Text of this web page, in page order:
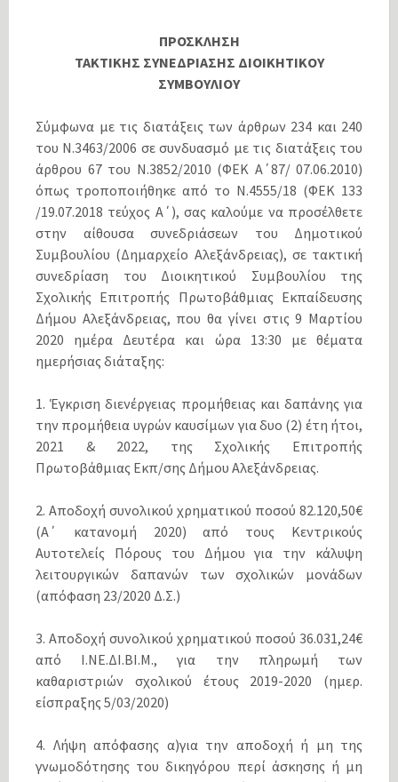
ΠΡΟΣΚΛΗΣΗ
ΤΑΚΤΙΚΗΣ ΣΥΝΕΔΡΙΑΣΗΣ ΔΙΟΙΚΗΤΙΚΟΥ
ΣΥΜΒΟΥΛΙΟΥ
Σύμφωνα με τις διατάξεις των άρθρων 234 και 240
του Ν.3463/2006 σε συνδυασμό με τις διατάξεις του
άρθρου 67 του N.3852/2010 (ΦΕΚ Α΄87/ 07.06.2010)
όπως τροποποιήθηκε από το Ν.4555/18 (ΦΕΚ 133
/19.07.2018 τεύχος Α΄), σας καλούμε να προσέλθετε
στην αίθουσα συνεδριάσεων του Δημοτικού
Συμβουλίου (Δημαρχείο Αλεξάνδρειας), σε τακτική
συνεδρίαση του Διοικητικού Συμβουλίου της
Σχολικής Επιτροπής Πρωτοβάθμιας Εκπαίδευσης
Δήμου Αλεξάνδρειας, που θα γίνει στις 9 Μαρτίου
2020 ημέρα Δευτέρα και ώρα 13:30 με θέματα
ημερήσιας διάταξης:
1. Έγκριση διενέργειας προμήθειας και δαπάνης για
την προμήθεια υγρών καυσίμων για δυο (2) έτη ήτοι,
2021 & 2022, της Σχολικής Επιτροπής
Πρωτοβάθμιας Εκπ/σης Δήμου Αλεξάνδρειας.
2. Αποδοχή συνολικού χρηματικού ποσού 82.120,50€
(Α΄ κατανομή 2020) από τους Κεντρικούς
Αυτοτελείς Πόρους του Δήμου για την κάλυψη
λειτουργικών δαπανών των σχολικών μονάδων
(απόφαση 23/2020 Δ.Σ.)
3. Αποδοχή συνολικού χρηματικού ποσού 36.031,24€
από Ι.ΝE.ΔI.ΒI.Μ., για την πληρωμή των
καθαριστριών σχολικού έτους 2019-2020 (ημερ.
είσπραξης 5/03/2020)
4. Λήψη απόφασης α)για την αποδοχή ή μη της
γνωμοδότησης του δικηγόρου περί άσκησης ή μη